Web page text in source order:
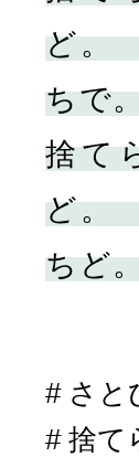
ど。
ちで
捨て
ど。
ちど
さと
捨て